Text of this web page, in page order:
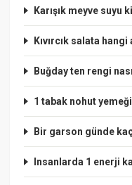
Karışık meyve suyu
Kıvırcık salata
Buğday ten rengi
1 tabak nohut
Bir garson günde
Insanlarda 1 enerji